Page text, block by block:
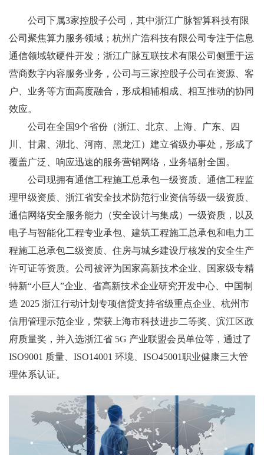
公司下属3家控股子公司，其中浙江广脉智算科技有限
公司聚焦算力服务领域；杭州广浩科技有限公司专注于信息
通信领域软硬件开发；浙江广脉互联技术有限公司侧重于运
营商数字内容服务业务，公司与三家控股子公司在资源、客
户、业务等方面高度融合，形成相辅相成、相互推动的协同
效应。
公司在全国9个省份（浙江、北京、上海、广东、四
川、甘肃、湖北、河南、黑龙江）建立省级办事处，形成了
覆盖广泛、响应迅速的服务营销网络，业务辐射全国。
公司现拥有通信工程施工总承包一级资质、通信工程监
理甲级资质、浙江省安全技术防范行业资信等级一级资质、
通信网络安全服务能力（安全设计与集成）一级资质，以及
电子与智能化工程专业承包、建筑工程施工总承包和电力工
程施工总承包二级资质、住房与城乡建设厅核发的安全生产
许可证等资质。公司被评为国家高新技术企业、国家级专精
特新“小巨人”企业、省高新技术企业研究开发中心、中国制
造 2025 浙江行动计划专项信贷支持省级重点企业、杭州市
信用管理示范企业，荣获上海市科技进步二等奖、滨江区政
府质量奖，并入选浙江省 5G 产业联盟会员单位等，通过了
ISO9001 质量、ISO14001 环境、ISO45001职业健康三大管
理体系认证。